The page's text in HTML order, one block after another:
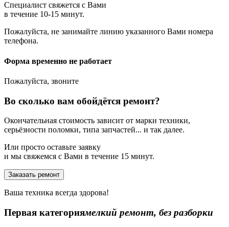
Специалист свяжется с Вами
в течение 10-15 минут.
Пожалуйста, не занимайте линию указанного Вами номера
телефона.
Форма временно не работает
Пожалуйста, звоните
Во сколько вам обойдётся ремонт?
Окончательная стоимость зависит от марки техники,
серьёзности поломки, типа запчастей... и так далее.
Или просто оставьте заявку
и мы свяжемся с Вами в течение 15 минут.
Заказать ремонт
Ваша техника всегда здорова!
Первая категориямелкий ремонт, без разборки